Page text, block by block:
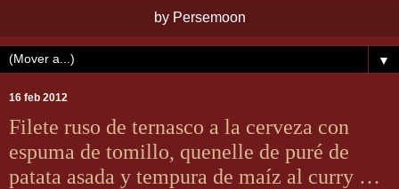
by Persemoon
▼
16 feb 2012
Filete ruso de ternasco a la cerveza con
espuma de tomillo, quenelle de puré de
patata asada y tempura de maíz al curry …